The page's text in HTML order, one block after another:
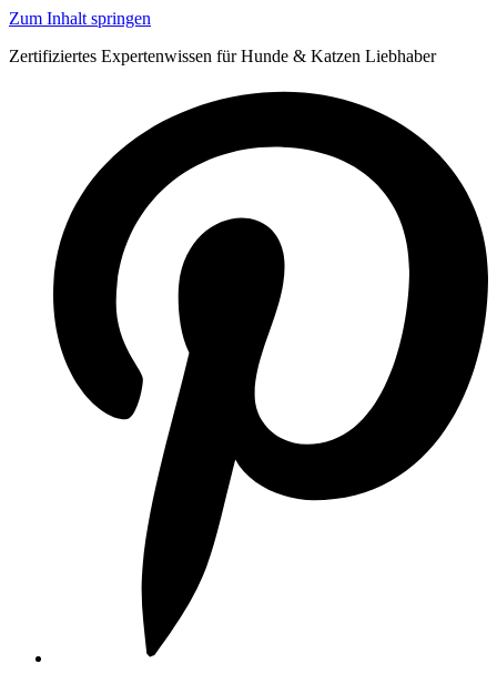
Zum Inhalt springen
Zertifiziertes Expertenwissen für Hunde & Katzen Liebhaber